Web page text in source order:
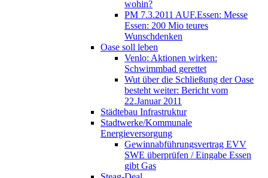
wohin?
PM 7.3.2011 AUF.Essen: Messe
Essen: 200 Mio teures
Wunschdenken
Oase soll leben
Venlo: Aktionen wirken:
Schwimmbad gerettet
Wut über die Schließung der Oase
besteht weiter: Bericht vom
22.Januar 2011
Städtebau Infrastruktur
Stadtwerke/Kommunale
Energieversorgung
Gewinnabführungsvertrag EVV
SWE überprüfen / Eingabe Essen
gibt Gas